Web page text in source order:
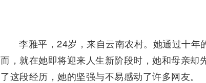
李雅平，24岁，来自云南农村。她通过十
而，就在她即将迎来人生新阶段时，她和母亲
了这段经历，她的坚强与不易感动了许多网友。